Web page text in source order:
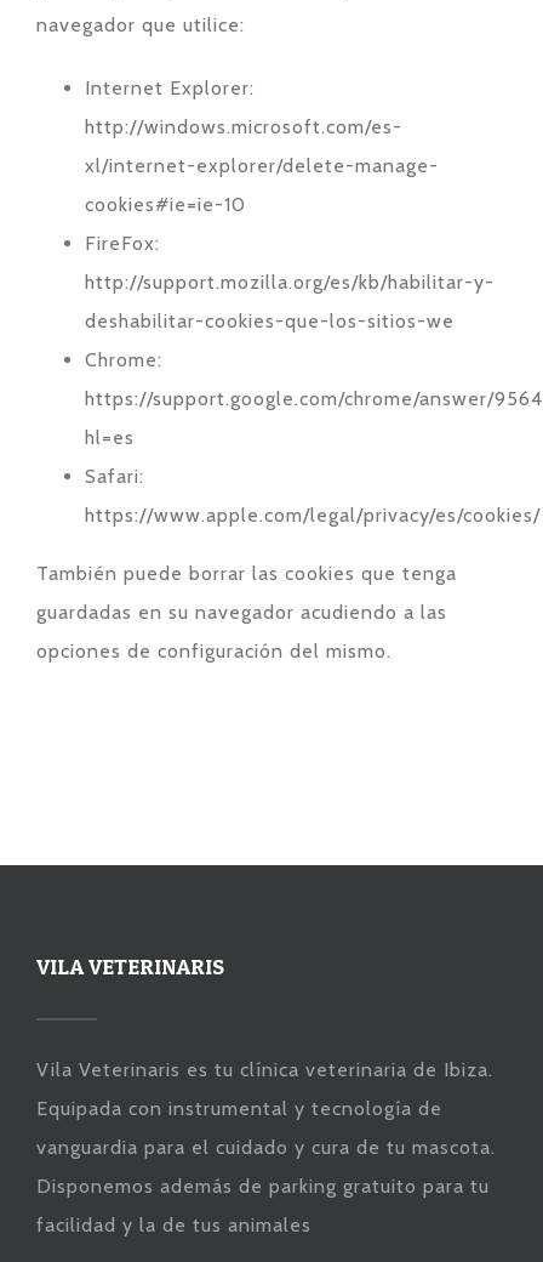
navegador que utilice:
Internet Explorer:
http://windows.microsoft.com/es-
xl/internet-explorer/delete-manage-
cookies#ie=ie-10
FireFox:
http://support.mozilla.org/es/kb/habilitar-y-
deshabilitar-cookies-que-los-sitios-we
Chrome:
https://support.google.com/chrome/answer/
hl=es
Safari:
https://www.apple.com/legal/privacy/es/cookies/
También puede borrar las cookies que tenga
guardadas en su navegador acudiendo a las
opciones de configuración del mismo.
VILA VETERINARIS
Vila Veterinaris es tu clínica veterinaria de Ibiza.
Equipada con instrumental y tecnología de
vanguardia para el cuidado y cura de tu mascota.
Disponemos además de parking gratuito para tu
facilidad y la de tus animales